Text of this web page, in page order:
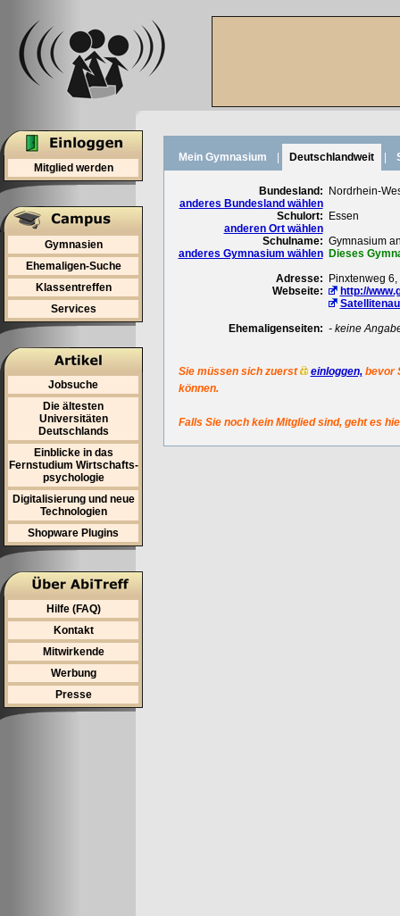
Mitglied werden
Gymnasien
Ehemaligen-Suche
Klassentreffen
Services
Jobsuche
Die ältesten
Universitäten
Deutschlands
Einblicke in das
Fernstudium Wirtschafts-
psychologie
Digitalisierung und neue
Technologien
Shopware Plugins
Hilfe (FAQ)
Kontakt
Mitwirkende
Werbung
Presse
Mein Gymnasium Deutschlandweit
Bundesland:
anderes Bundesland wählen
Nordrhein-
Schulort:
anderen Ort wählen
Essen
Schulname:
anderes Gymnasium wählen
Gymnasium
Dieses
Adresse:
Pinxtenweg
Webseite:
http://
Ehemaligenseiten: - keine
Sie müssen sich zuerst einloggen,bevor
können.
Falls Sie noch kein Mitglied sind, geht es